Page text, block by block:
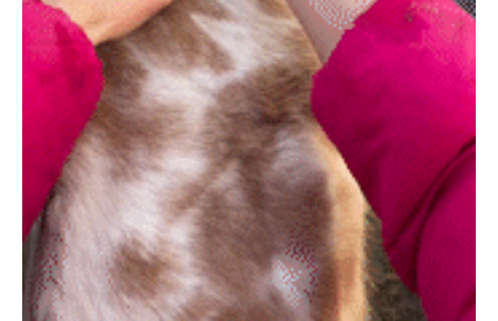
閉じる
PECOアプリをダウンロード済みの方
アプリで開く